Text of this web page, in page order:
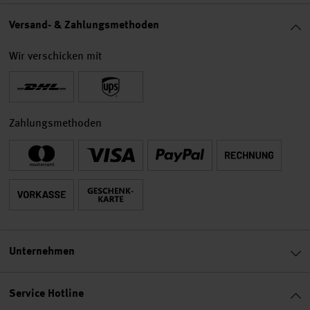
Service Hotline
Versand- & Zahlungsmethoden
Wir verschicken mit
Zahlungsmethoden
Unternehmen